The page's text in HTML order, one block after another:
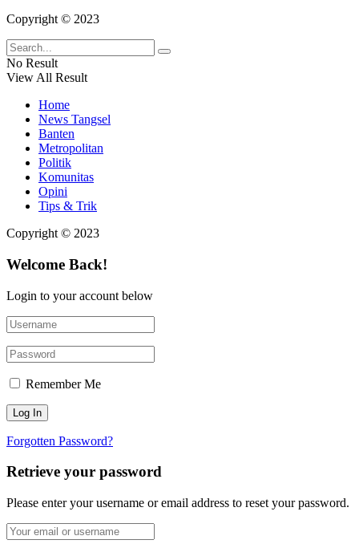
Copyright © 2023
No Result
View All Result
Home
News Tangsel
Banten
Metropolitan
Politik
Komunitas
Opini
Tips & Trik
Copyright © 2023
Welcome Back!
Login to your account below
Remember Me
Forgotten Password?
Retrieve your password
Please enter your username or email address to reset your password.